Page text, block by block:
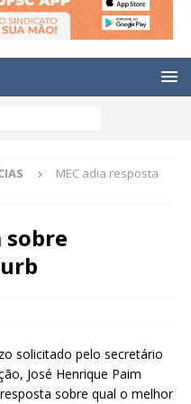
MEC adia resposta
sobre
solicitado pelo secretário
José Henrique Paim
sobre qual o melhor